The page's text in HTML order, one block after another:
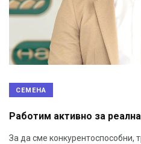
СЕМЕНА
Работим активно за
За да сме конкурентоспособни,